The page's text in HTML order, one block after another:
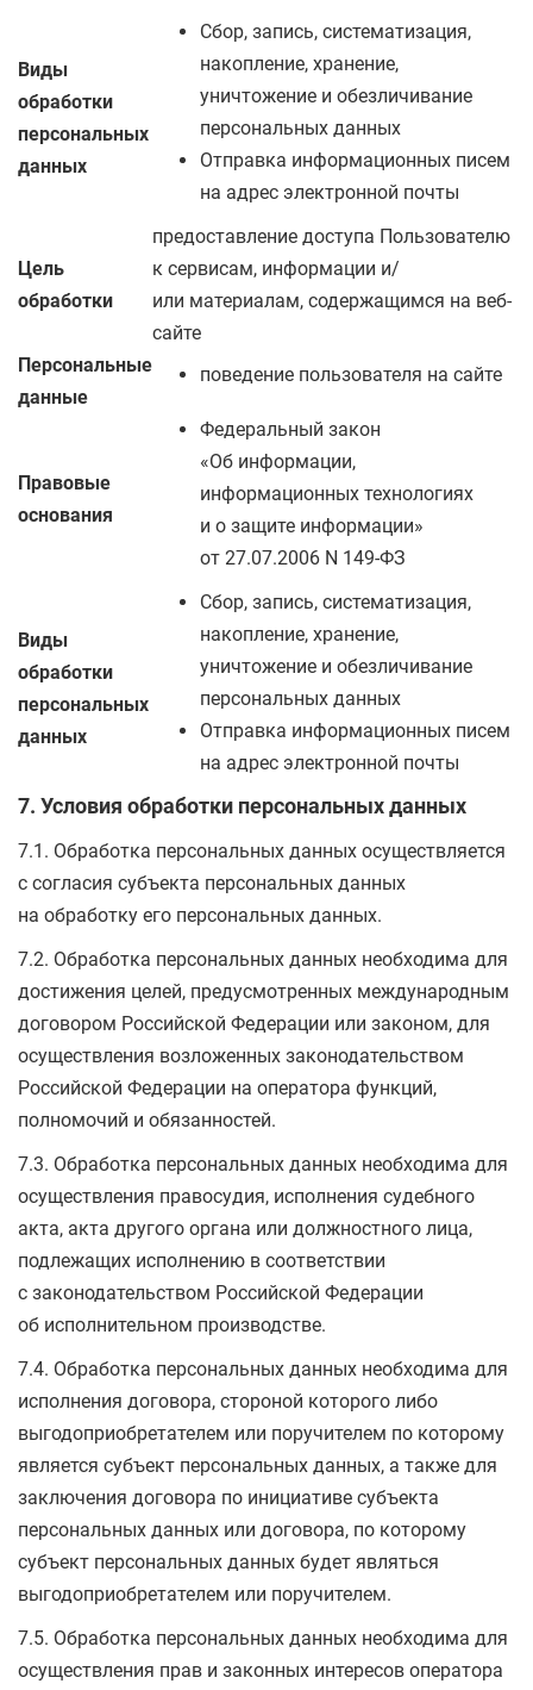
Виды
обработки
персональных
данных
Сбор, запись, систематизация,
накопление, хранение,
уничтожение и обезличивание
персональных данных
Отправка информационных писем
на адрес электронной почты
Цель
обработки
предоставление доступа Пользователю
к сервисам, информации и/
или материалам, содержащимся на веб-
сайте
Персональные
данные
поведение пользователя на сайте
Правовые
основания
Федеральный закон
«Об информации,
информационных технологиях
и о защите информации»
от 27.07.2006 N 149-ФЗ
Виды
обработки
персональных
данных
Сбор, запись, систематизация,
накопление, хранение,
уничтожение и обезличивание
персональных данных
Отправка информационных писем
на адрес электронной почты
7. Условия обработки персональных данных
7.1. Обработка персональных данных осуществляется
с согласия субъекта персональных данных
на обработку его персональных данных.
7.2. Обработка персональных данных необходима для
достижения целей, предусмотренных международным
договором Российской Федерации или законом, для
осуществления возложенных законодательством
Российской Федерации на оператора функций,
полномочий и обязанностей.
7.3. Обработка персональных данных необходима для
осуществления правосудия, исполнения судебного
акта, акта другого органа или должностного лица,
подлежащих исполнению в соответствии
с законодательством Российской Федерации
об исполнительном производстве.
7.4. Обработка персональных данных необходима для
исполнения договора, стороной которого либо
выгодоприобретателем или поручителем по которому
является субъект персональных данных, а также для
заключения договора по инициативе субъекта
персональных данных или договора, по которому
субъект персональных данных будет являться
выгодоприобретателем или поручителем.
7.5. Обработка персональных данных необходима для
осуществления прав и законных интересов оператора